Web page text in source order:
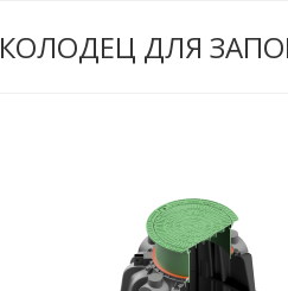
КОЛОДЕЦ ДЛЯ